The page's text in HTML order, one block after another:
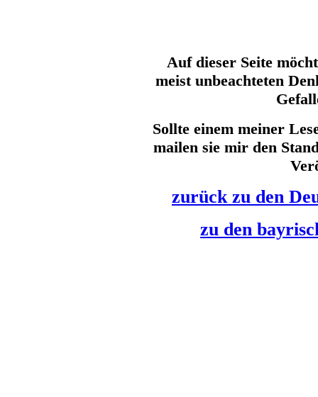
Auf dieser Seite
meist unbeachteten
Sollte einem meiner
mailen sie mir den
zurück zu den
zu den